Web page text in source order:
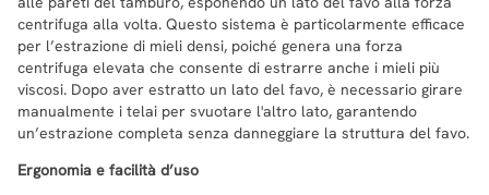
centrifuga alla volta. Questo sistema è particolarmente efficace
per l’estrazione di mieli densi, poiché genera una forza
centrifuga elevata che consente di estrarre anche i mieli più
viscosi. Dopo aver estratto un lato del favo, è necessario girare
manualmente i telai per svuotare l'altro lato, garantendo
un’estrazione completa senza danneggiare la struttura del favo.
Ergonomia e facilità d’uso